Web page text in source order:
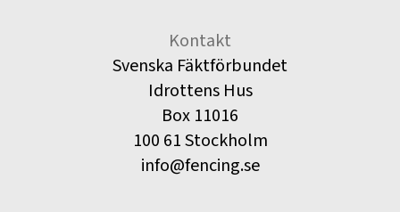
Kontakt
Svenska Fäktförbundet
Idrottens Hus
Box 11016
100 61 Stockholm
info@fencing.se